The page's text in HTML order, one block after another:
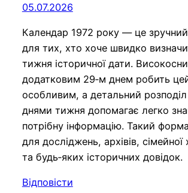
05.07.2026
Календар 1972 року — це зручний
для тих, хто хоче швидко
тижня історичної дати.
додатковим 29‑м днем робить
особливим, а детальний розподіл
днями тижня допомагає легко
потрібну інформацію. Такий
для досліджень, архівів, сімейної
та будь‑яких історичних довідок.
Відповісти